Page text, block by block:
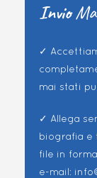
Invio
✓
mai stati
✓ Allega
biografia e
file in
e-mail: